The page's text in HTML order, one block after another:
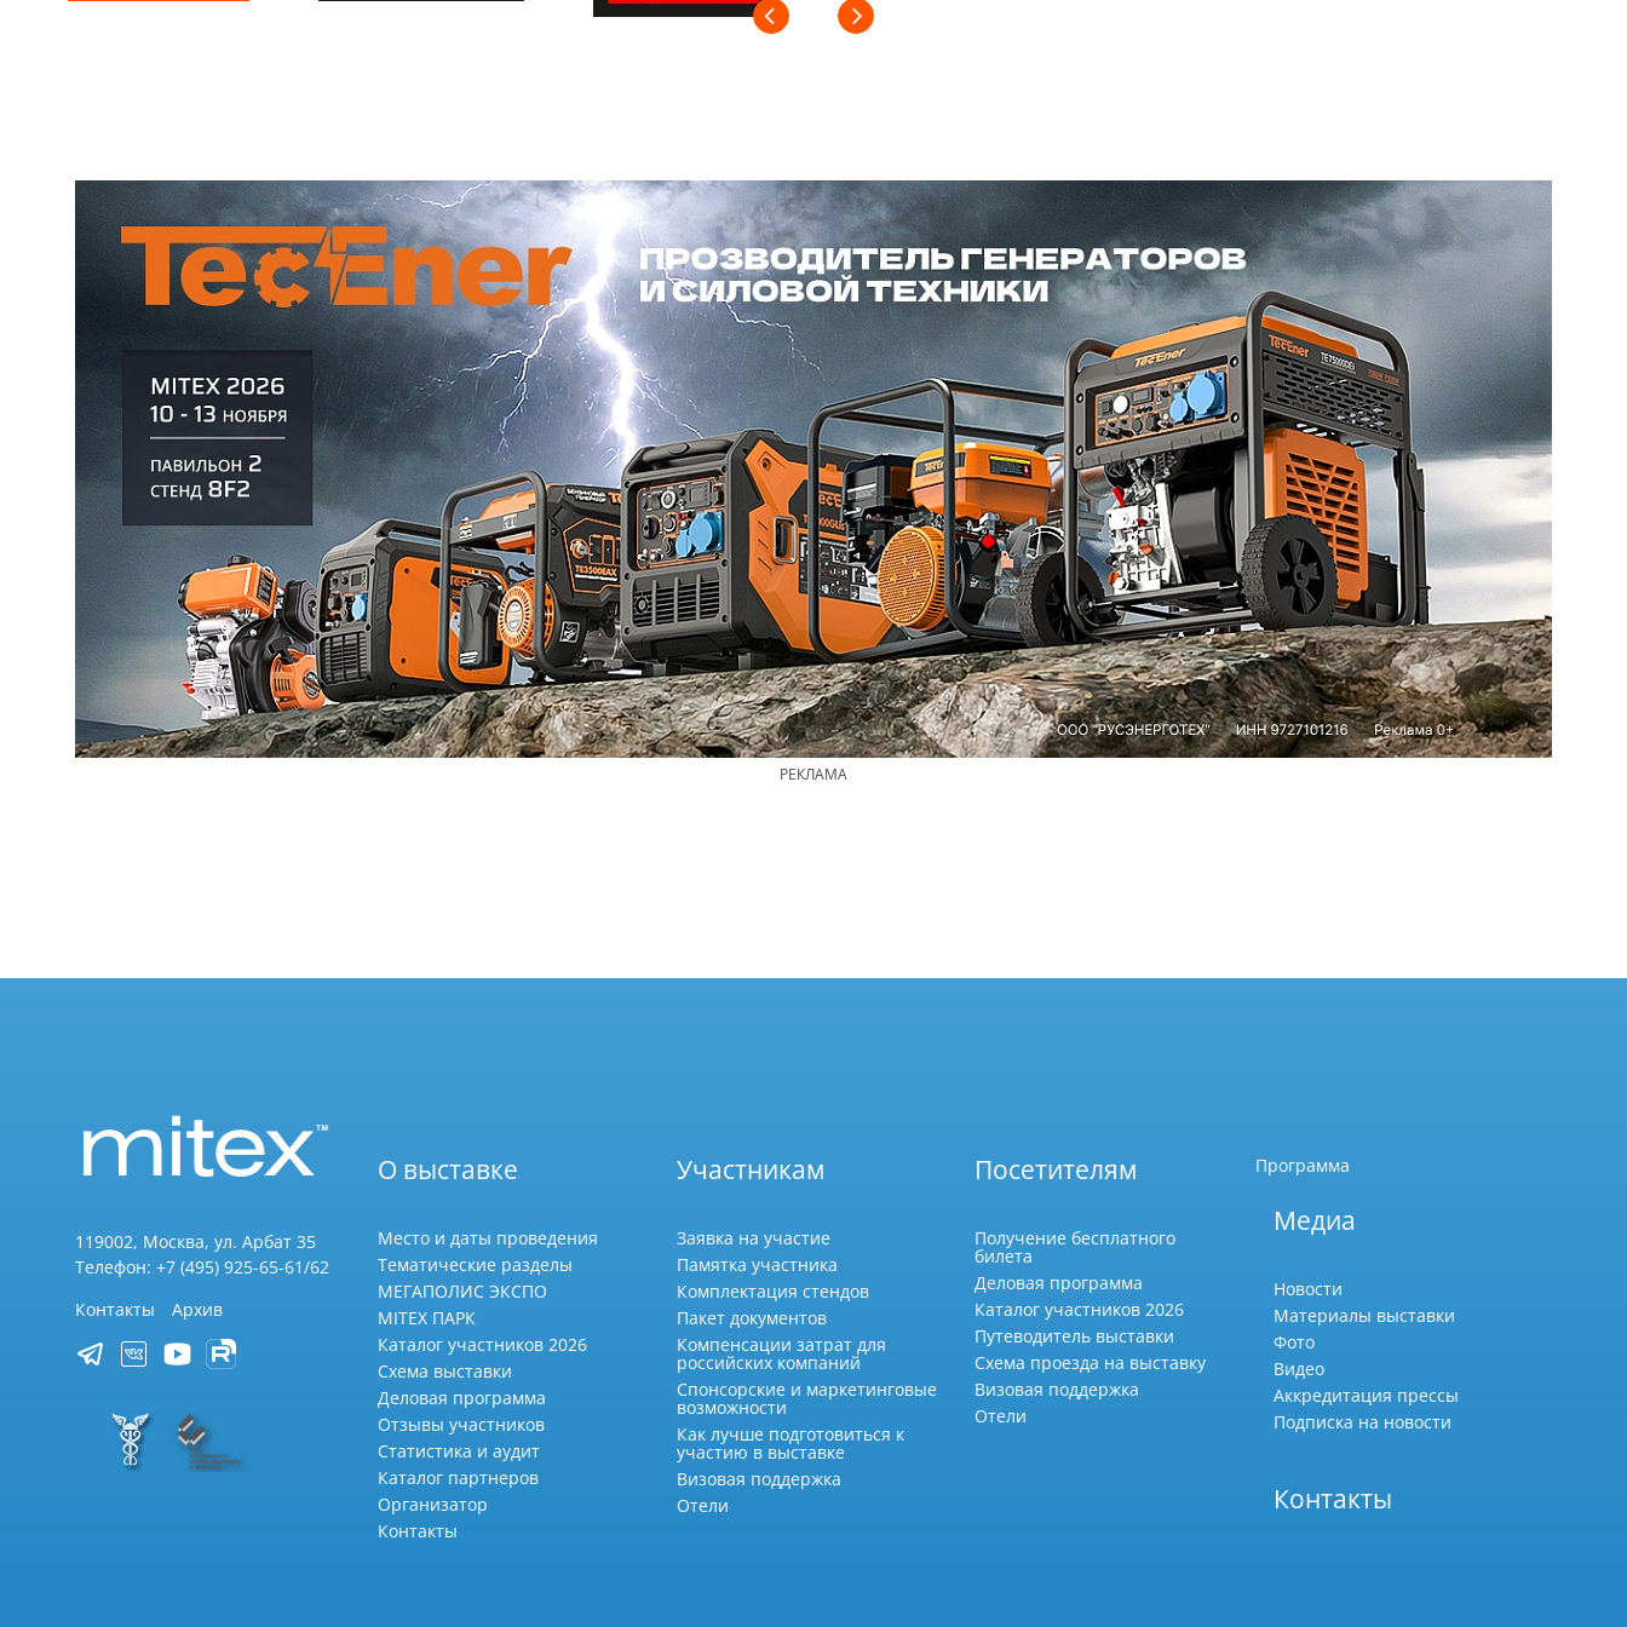
РЕКЛАМА
119002, Москва, ул. Арбат 35
Телефон: +7 (495) 925-65-61/62
Контакты
Архив
О выставке
Место и даты проведения
Тематические разделы
МЕГАПОЛИС ЭКСПО
MITEX ПАРК
Каталог участников 2026
Схема выставки
Деловая программа
Отзывы участников
Статистика и аудит
Каталог партнеров
Организатор
Контакты
Участникам
Заявка на участие
Памятка участника
Комплектация стендов
Пакет документов
Компенсации затрат для
российских компаний
Спонсорские и маркетинговые
возможности
Как лучше подготовиться к
участию в выставке
Визовая поддержка
Отели
Посетителям
Получение бесплатного
билета
Деловая программа
Каталог участников 2026
Путеводитель выставки
Схема проезда на выставку
Визовая поддержка
Отели
Программа
Медиа
Новости
Материалы выставки
Фото
Видео
Аккредитация прессы
Подписка на новости
Контакты